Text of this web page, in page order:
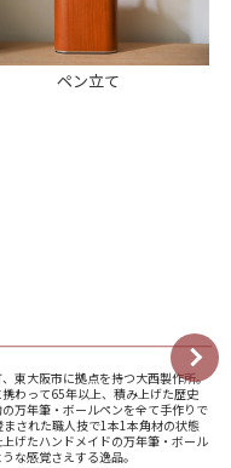
ペン立て
東大阪市に拠点を持つ大西製作所。
わって65年以上、積み上げた歴史
万年筆・ボールペンを全て手作りで
された職人技で1本1本角材の状態
げたハンドメイドの万年筆・ボール
な感覚さえする逸品。